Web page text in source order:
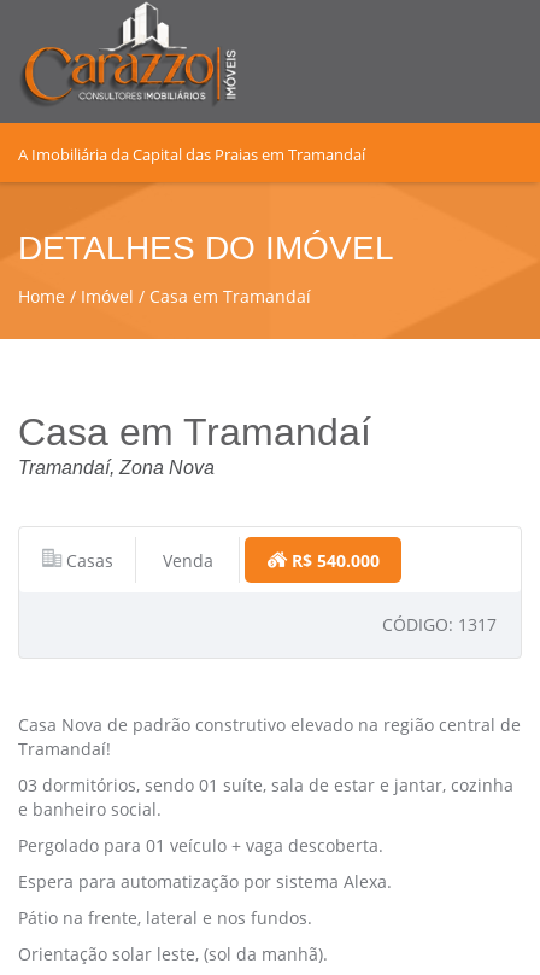
A Imobiliária da Capital das Praias em Tramandaí
DETALHES DO IMÓVEL
Home Imóvel Casa em Tramandaí
Casa em Tramandaí
Tramandaí, Zona Nova
Casas Venda R$ 540.000
CÓDIGO: 1317
Casa Nova de padrão construtivo elevado na região central de
Tramandaí!
03 dormitórios, sendo 01 suíte, sala de estar e jantar, cozinha
e banheiro social.
Pergolado para 01 veículo + vaga descoberta.
Espera para automatização por sistema Alexa.
Pátio na frente, lateral e nos fundos.
Orientação solar leste, (sol da manhã).